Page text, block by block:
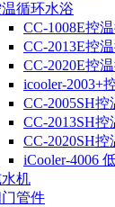
循环水浴
CC-1008E控
CC-2013E控
CC-2020E控
icooler-2003+
CC-2005SH
CC-2013SH
CC-2020SH
iCooler-4006
机
管件